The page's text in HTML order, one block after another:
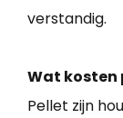
verstandig.
Wat kosten
Pellet zijn